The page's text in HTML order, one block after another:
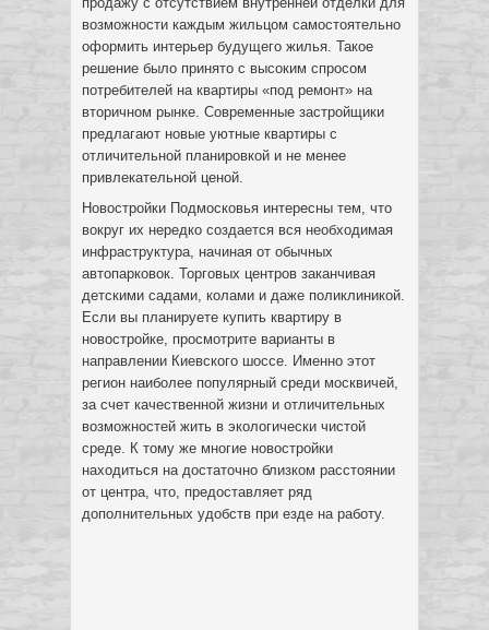
возможности каждым жильцом самостоятельно
оформить интерьер будущего жилья. Такое
решение было принято с высоким спросом
потребителей на квартиры «под ремонт» на
вторичном рынке. Современные застройщики
предлагают новые уютные квартиры с
отличительной планировкой и не менее
привлекательной ценой.
Новостройки Подмосковья интересны тем, что
вокруг их нередко создается вся необходимая
инфраструктура, начиная от обычных
автопарковок. Торговых центров заканчивая
детскими садами, колами и даже поликлиникой.
Если вы планируете купить квартиру в
новостройке, просмотрите варианты в
направлении Киевского шоссе. Именно этот
регион наиболее популярный среди москвичей,
за счет качественной жизни и отличительных
возможностей жить в экологически чистой
среде. К тому же многие новостройки
находиться на достаточно близком расстоянии
от центра, что, предоставляет ряд
дополнительных удобств при езде на работу.